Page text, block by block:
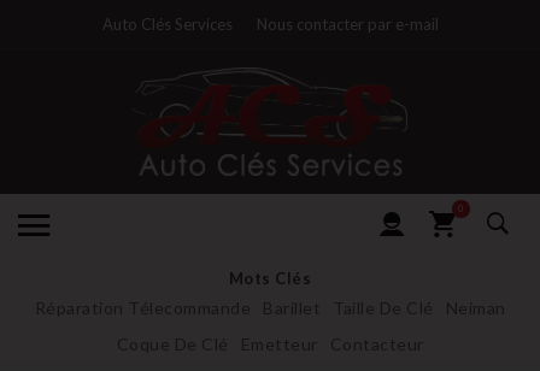
Auto Clés Services Nous contacter par e-mail
0
Mots Clés
Réparation Télecommande Barillet Taille De Clé
Neiman
Coque De Clé
Emetteur Contacteur